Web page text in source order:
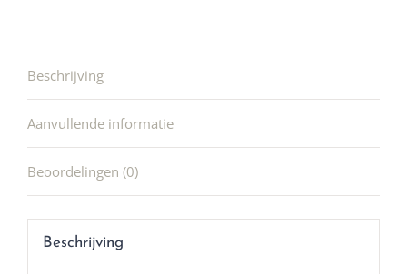
Beschrijving
Aanvullende informatie
Beoordelingen (0)
Beschrijving